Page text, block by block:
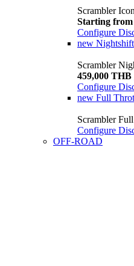
Scrambler Icon
Starting
Configure
new Nightshift
Scrambler
459,000 THB
Configure
new Full
Scrambler
Configure
OFF-ROAD